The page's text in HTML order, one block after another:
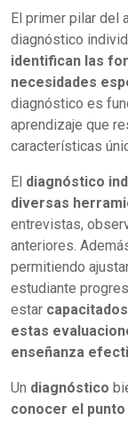
El primer pilar del
diagnóstico
identifican las
necesidades
diagnóstico es
aprendizaje que
características
El diagnóstico
diversas
entrevistas,
anteriores.
permitiendo
estudiante
estar
estas
enseñanza
Un diagnóstico
conocer el